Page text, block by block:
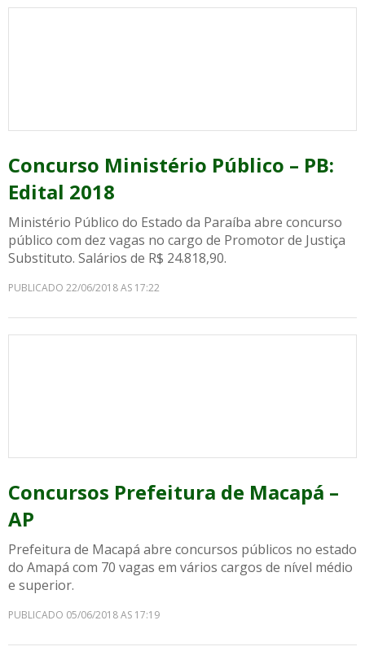
Concurso Ministério Público – PB:
Edital 2018
Ministério Público do Estado da Paraíba abre concurso
público com dez vagas no cargo de Promotor de Justiça
Substituto. Salários de R$ 24.818,90.
PUBLICADO 22/06/2018 AS 17:22
Concursos Prefeitura de Macapá –
AP
Prefeitura de Macapá abre concursos públicos no estado
do Amapá com 70 vagas em vários cargos de nível médio
e superior.
PUBLICADO 05/06/2018 AS 17:19